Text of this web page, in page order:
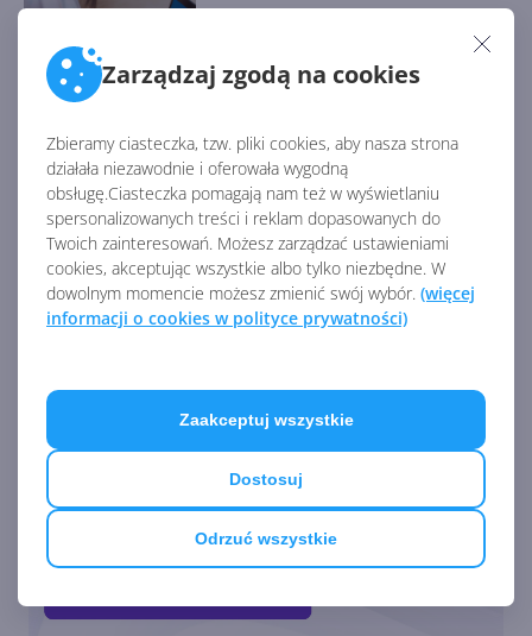
Zarządzaj zgodą na cookies
Zbieramy ciasteczka, tzw. pliki cookies, aby nasza strona
działała niezawodnie i oferowała wygodną
obsługę.Ciasteczka pomagają nam też w wyświetlaniu
spersonalizowanych treści i reklam dopasowanych do
Twoich zainteresowań. Możesz zarządzać ustawieniami
cookies, akceptując wszystkie albo tylko niezbędne. W
dowolnym momencie możesz zmienić swój wybór. (więcej
informacji o cookies w polityce prywatności)
Odrzuć wszystkie
Dostosuj
Zaakceptuj wszystkie
poprawkami w listopadowej
aktualizacji opcjonalnej (build
19045.5198)
Windows bez opcjonalnych
aktualizacji zbiorczych w
grudniu
Aktualizacja zabezpieczeń
Tuesday
Windows 10 LTSC z obsługą
nowych procesorów i
Zobacz